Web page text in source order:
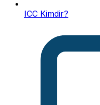
ICC Kimdir?